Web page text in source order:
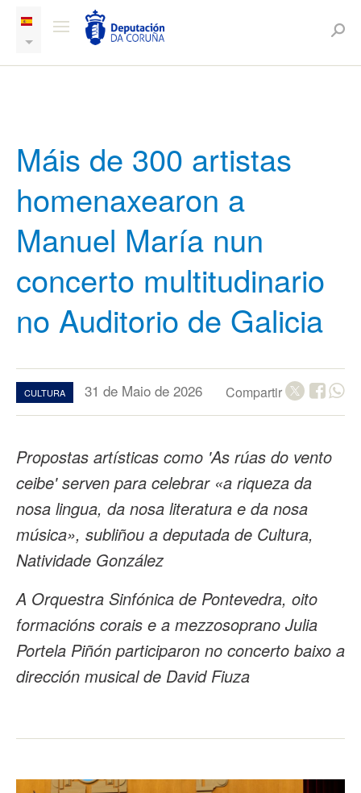
Máis de 300 artistas
homenaxearon a
Manuel María nun
concerto multitudinario
no Auditorio de Galicia
CULTURA 31 de Maio de 2026 Compartir
Propostas artísticas como 'As rúas do vento
ceibe' serven para celebrar «a riqueza da
nosa lingua, da nosa literatura e da nosa
música», subliñou a deputada de Cultura,
Natividade González
A Orquestra Sinfónica de Pontevedra, oito
formacións corais e a mezzosoprano Julia
Portela Piñón participaron no concerto baixo a
dirección musical de David Fiuza